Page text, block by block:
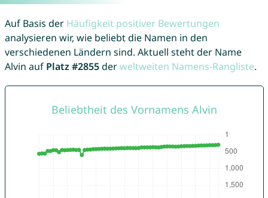
Auf Basis der Häufigkeit positiver Bewertungen
analysieren wir, wie beliebt die Namen in den
verschiedenen Ländern sind. Aktuell steht der Name
Alvin auf Platz #2855derweltweiten Namens-Rangliste.